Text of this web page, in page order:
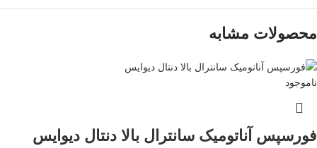
محصولات مشابه
ناموجود
فورسپس آناتومیک سانترال بالا دنتال دیوایس